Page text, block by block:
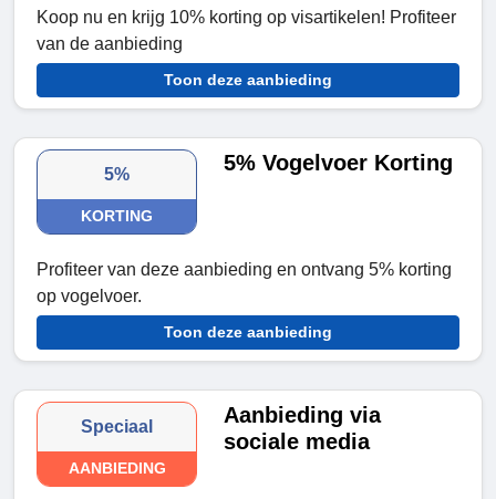
Koop nu en krijg 10% korting op visartikelen! Profiteer
van de aanbieding
Toon deze aanbieding
5%
KORTING
5% Vogelvoer Korting
Profiteer van deze aanbieding en ontvang 5% korting
op vogelvoer.
Toon deze aanbieding
Speciaal
AANBIEDING
Aanbieding via
sociale media